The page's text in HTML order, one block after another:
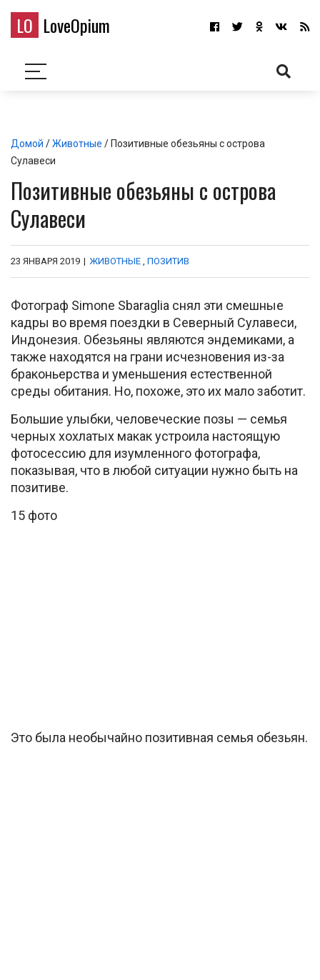
LO LoveOpium
Домой /Животные / Позитивные обезьяны с острова
Сулавеси
Позитивные обезьяны с острова
Сулавеси
23 ЯНВАРЯ 2019 | ЖИВОТНЫЕ , ПОЗИТИВ
Фотограф Simone Sbaraglia снял эти смешные
кадры во время поездки в Северный Сулавеси,
Индонезия. Обезьяны являются эндемиками, а
также находятся на грани исчезновения из-за
браконьерства и уменьшения естественной
среды обитания. Но, похоже, это их мало заботит.
Большие улыбки, человеческие позы — семья
черных хохлатых макак устроила настоящую
фотосессию для изумленного фотографа,
показывая, что в любой ситуации нужно быть на
позитиве.
15 фото
Это была необычайно позитивная семья обезьян.